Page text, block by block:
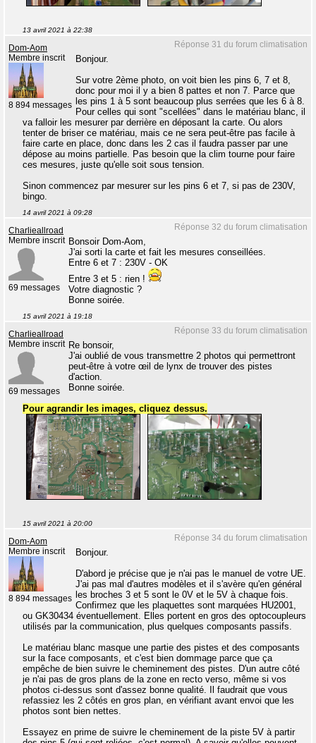
13 avril 2021 à 22:38
Réponse 31 du forum climatisation
Dom-Aom
Membre inscrit
8 894 messages
Bonjour.
Sur votre 2ème photo, on voit bien les pins 6, 7 et 8,
donc pour moi il y a bien 8 pattes et non 7. Parce que
les pins 1 à 5 sont beaucoup plus serrées que les 6 à 8.
Pour celles qui sont "scellées" dans le matériau blanc, il
va falloir les mesurer par derrière en déposant la carte. Ou alors
tenter de briser ce matériau, mais ce ne sera peut-être pas facile à
faire carte en place, donc dans les 2 cas il faudra passer par une
dépose au moins partielle. Pas besoin que la clim tourne pour faire
ces mesures, juste qu'elle soit sous tension.
Sinon commencez par mesurer sur les pins 6 et 7, si pas de 230V,
bingo.
14 avril 2021 à 09:28
Réponse 32 du forum climatisation
Charlieallroad
Membre inscrit
69 messages
Bonsoir Dom-Aom,
J'ai sorti la carte et fait les mesures conseillées.
Entre 6 et 7 : 230V - OK
Entre 3 et 5 : rien !
Votre diagnostic ?
Bonne soirée.
15 avril 2021 à 19:18
Réponse 33 du forum climatisation
Charlieallroad
Membre inscrit
69 messages
Re bonsoir,
J'ai oublié de vous transmettre 2 photos qui permettront
peut-être à votre œil de lynx de trouver des pistes
d'action.
Bonne soirée.
Pour agrandir les images, cliquez dessus.
15 avril 2021 à 20:00
Réponse 34 du forum climatisation
Dom-Aom
Membre inscrit
8 894 messages
Bonjour.
D'abord je précise que je n'ai pas le manuel de votre UE.
J'ai pas mal d'autres modèles et il s'avère qu'en général
les broches 3 et 5 sont le 0V et le 5V à chaque fois.
Confirmez que les plaquettes sont marquées HU2001,
ou GK30434 éventuellement. Elles portent en gros des optocoupleurs
utilisés par la communication, plus quelques composants passifs.
Le matériau blanc masque une partie des pistes et des composants
sur la face composants, et c'est bien dommage parce que ça
empêche de bien suivre le cheminement des pistes. D'un autre côté
je n'ai pas de gros plans de la zone en recto verso, même si vos
photos ci-dessus sont d'assez bonne qualité. Il faudrait que vous
refassiez les 2 côtés en gros plan, en vérifiant avant envoi que les
photos sont bien nettes.
Essayez en prime de suivre le cheminement de la piste 5V à partir